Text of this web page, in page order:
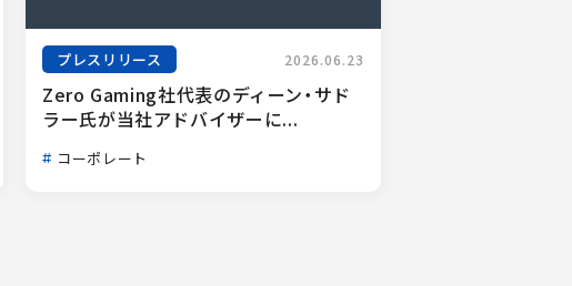
プレスリリース 2026.06.23
Zero Gaming社代表のディーン・サド
ラー氏が当社アドバイザーに...
コーポレート